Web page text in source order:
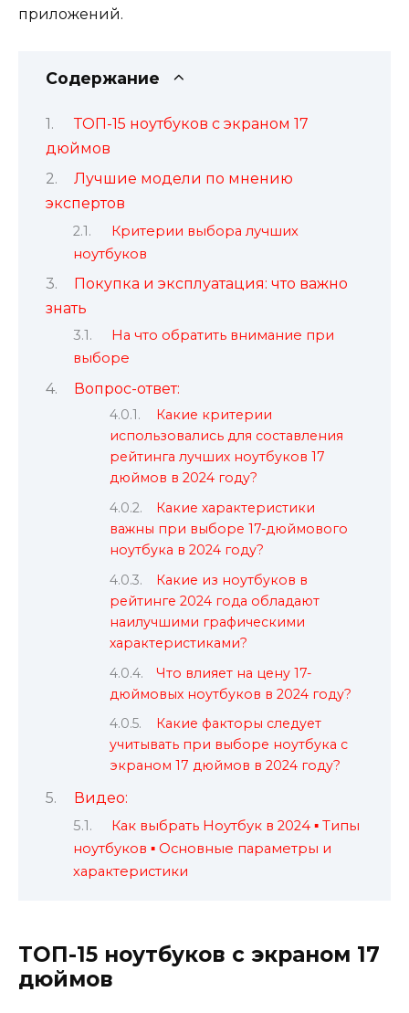
приложений.
Содержание
ТОП-15 ноутбуков с экраном 17
дюймов
Лучшие модели по мнению
экспертов
Критерии выбора лучших
ноутбуков
Покупка и эксплуатация: что важно
знать
На что обратить внимание при
выборе
Вопрос-ответ:
Какие критерии
использовались для составления
рейтинга лучших ноутбуков 17
дюймов в 2024 году?
Какие характеристики
важны при выборе 17-дюймового
ноутбука в 2024 году?
Какие из ноутбуков в
рейтинге 2024 года обладают
наилучшими графическими
характеристиками?
Что влияет на цену 17-
дюймовых ноутбуков в 2024 году?
Какие факторы следует
учитывать при выборе ноутбука с
экраном 17 дюймов в 2024 году?
Видео:
Как выбрать Ноутбук в 2024 ▪️ Типы
ноутбуков ▪️ Основные параметры и
характеристики
ТОП-15 ноутбуков с экраном 17
дюймов